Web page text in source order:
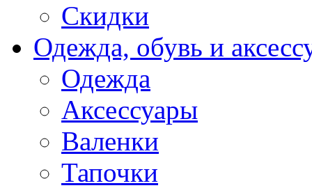
Скидки
Одежда, обувь и
Одежда
Аксессуары
Валенки
Тапочки